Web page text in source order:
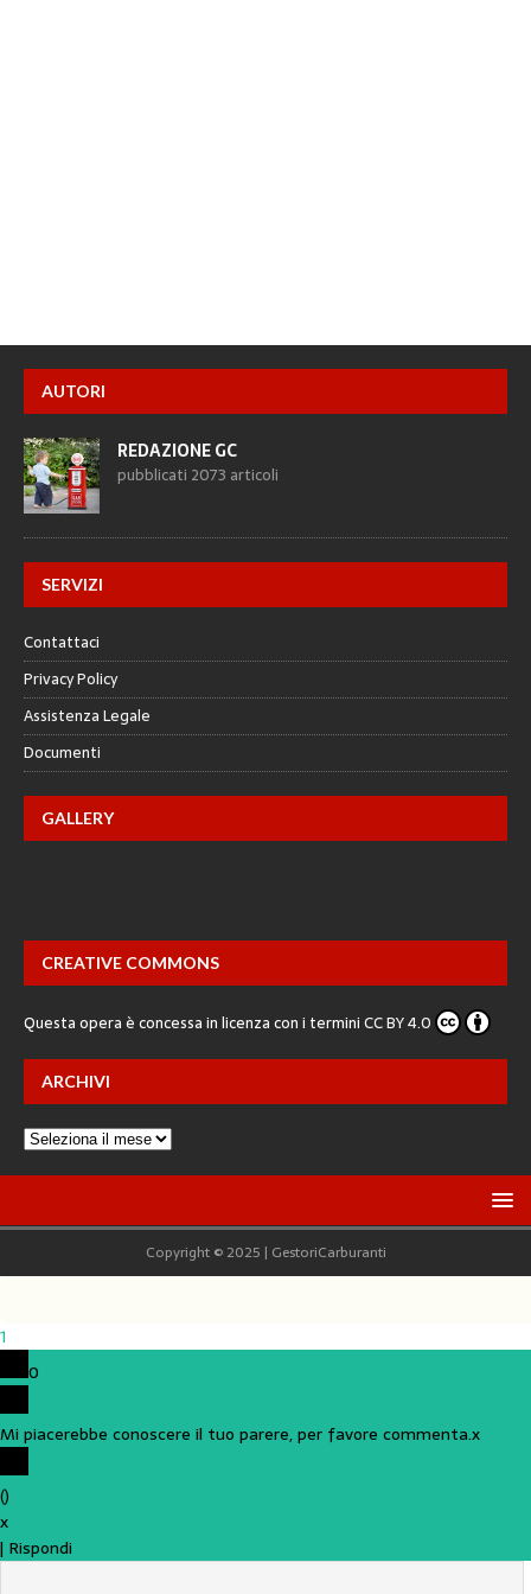
AUTORI
REDAZIONE GC
pubblicati 2073 articoli
SERVIZI
Contattaci
Privacy Policy
Assistenza Legale
Documenti
GALLERY
CREATIVE COMMONS
Questa opera è concessa in licenza con i terminiCC BY 4.0
ARCHIVI
Copyright © 2025 | GestoriCarburanti
1
0
Mi piacerebbe conoscere il tuo parere, per favore commenta.x
()
x
| Rispondi